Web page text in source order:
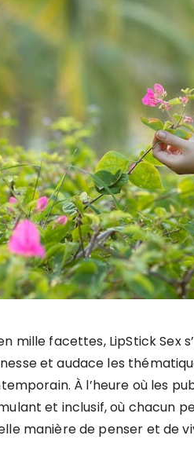
mille facettes, LipStick
et audace les
À l’heure où les
et inclusif, où chacun
manière de penser et de